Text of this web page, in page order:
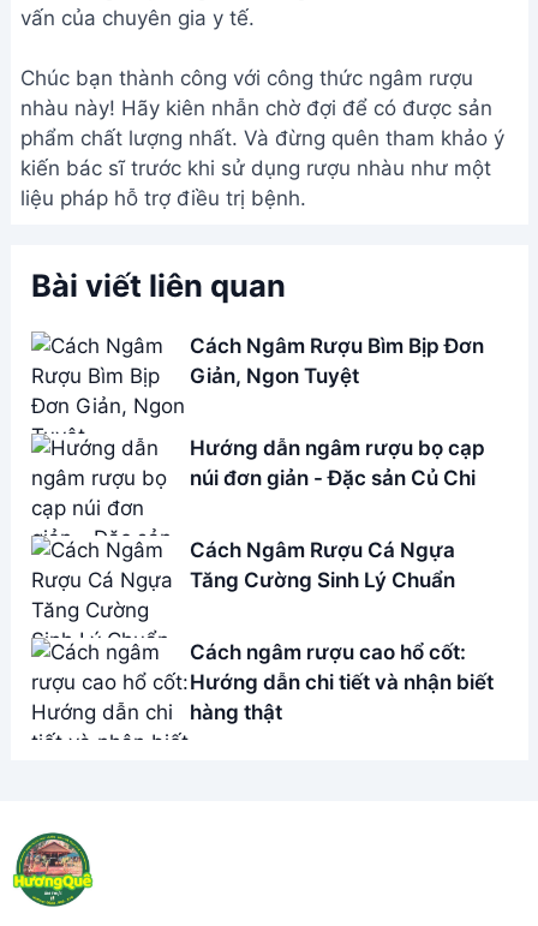
vấn của chuyên gia y tế.
Chúc bạn thành công với công thức ngâm rượu
nhàu này! Hãy kiên nhẫn chờ đợi để có được sản
phẩm chất lượng nhất. Và đừng quên tham khảo ý
kiến bác sĩ trước khi sử dụng rượu nhàu như một
liệu pháp hỗ trợ điều trị bệnh.
Bài viết liên quan
Cách Ngâm Rượu Bìm Bịp Đơn
Giản, Ngon Tuyệt
Hướng dẫn ngâm rượu bọ cạp
núi đơn giản - Đặc sản Củ Chi
Cách Ngâm Rượu Cá Ngựa
Tăng Cường Sinh Lý Chuẩn
Cách ngâm rượu cao hổ cốt:
Hướng dẫn chi tiết và nhận biết
hàng thật